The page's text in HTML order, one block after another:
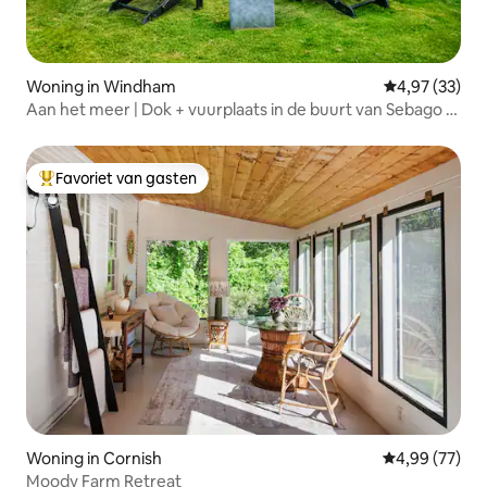
Woning in Windham Gemiddelde
4,97 (33)
Aan het meer | Dok + vuurplaats in de buurt van Sebago &
Topfavoriet van gasten
Favoriet van gasten
Woning in Cornish Gemiddelde
4,99 (77)
Moody Farm Retreat